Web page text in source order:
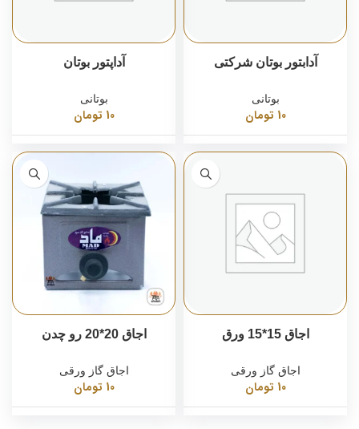
آدابتور بوتان شرکتی
بوتانی
10 تومان
آداپتور بوتان
بوتانی
10 تومان
اجاق 15*15 ورق
اجاق گاز ورقی
10 تومان
اجاق 20*20 رو چدن
اجاق گاز ورقی
10 تومان